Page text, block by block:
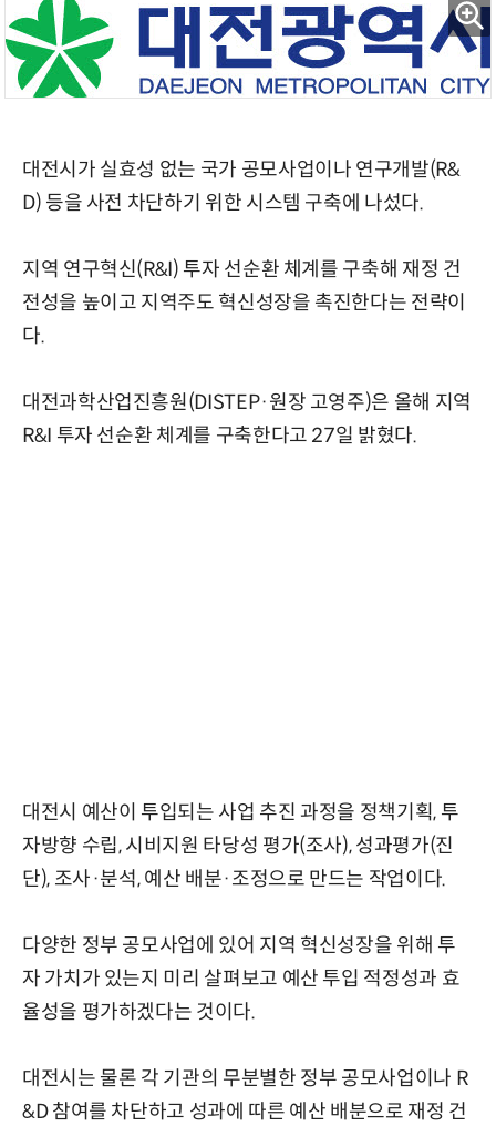
대전시가 실효성 없는 국가 공모사업이나 연구개발(R&
D) 등을 사전 차단하기 위한 시스템 구축에 나섰다.
지역 연구혁신(R&I) 투자 선순환 체계를 구축해 재정 건
전성을 높이고 지역주도 혁신성장을 촉진한다는 전략이
다.
대전과학산업진흥원(DISTEP·원장 고영주)은 올해 지역
R&I 투자 선순환 체계를 구축한다고 27일 밝혔다.
대전시 예산이 투입되는 사업 추진 과정을 정책기획, 투
자방향 수립, 시비지원 타당성 평가(조사), 성과평가(진
단), 조사·분석, 예산 배분·조정으로 만드는 작업이다.
다양한 정부 공모사업에 있어 지역 혁신성장을 위해 투
자 가치가 있는지 미리 살펴보고 예산 투입 적정성과 효
율성을 평가하겠다는 것이다.
대전시는 물론 각 기관의 무분별한 정부 공모사업이나 R
&D 참여를 차단하고 성과에 따른 예산 배분으로 재정 건